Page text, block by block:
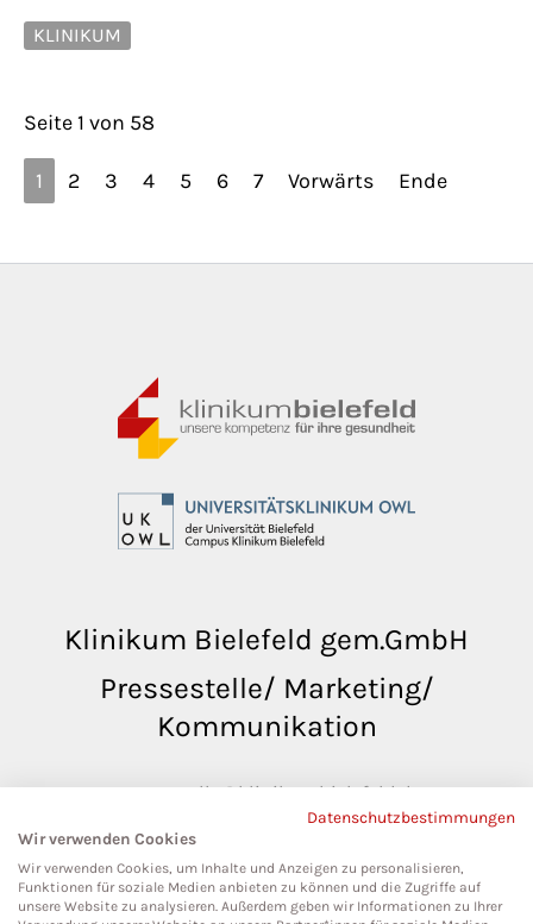
KLINIKUM
Seite 1 von 58
1 2 3 4 5 6 7 Vorwärts Ende
Klinikum Bielefeld gem.GmbH
Pressestelle/ Marketing/
Kommunikation
pressestelle@klinikumbielefeld.de
Teutoburger Str. 50
33604 Bielefeld
Datenschutzbestimmungen
Wir verwenden Cookies
Wir verwenden Cookies, um Inhalte und Anzeigen zu personalisieren,
Funktionen für soziale Medien anbieten zu können und die Zugriffe auf
unsere Website zu analysieren. Außerdem geben wir Informationen zu Ihrer